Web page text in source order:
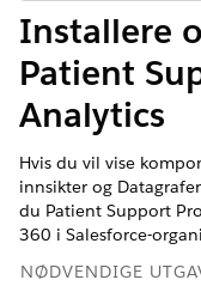
Installere
Patient
Analytics
Hvis du vil vise
innsikter og
du Patient Support
360 i Salesforce-
NØDVENDIGE